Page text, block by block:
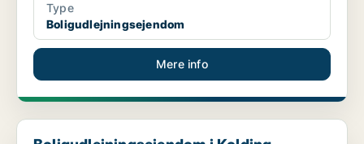
Type
Boligudlejningsejendom
Mere info
Boligudlejningsejendom i Kolding